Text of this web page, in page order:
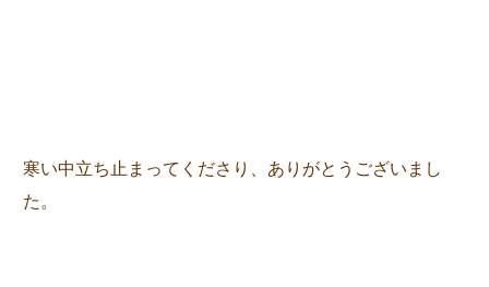
寒い中立ち止まってくださり、ありがとうございまし
た。